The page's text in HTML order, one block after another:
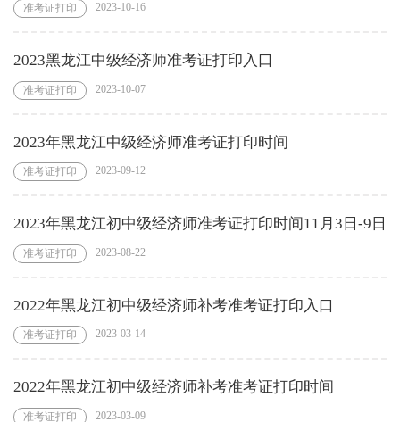
准考证打印 2023-10-16
2023黑龙江中级经济师准考证打印入口
准考证打印 2023-10-07
2023年黑龙江中级经济师准考证打印时间
准考证打印 2023-09-12
2023年黑龙江初中级经济师准考证打印时间11月3日-9日
准考证打印 2023-08-22
2022年黑龙江初中级经济师补考准考证打印入口
准考证打印 2023-03-14
2022年黑龙江初中级经济师补考准考证打印时间
准考证打印 2023-03-09